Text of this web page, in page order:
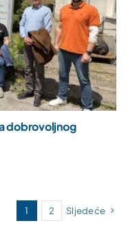
dobrovoljnog
1 2 Sljedeće